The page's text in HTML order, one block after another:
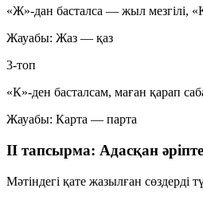
«Ж»-дан басталса — жыл мезгілі,
Жауабы: Жаз — қаз
3-топ
«К»-ден басталсам, маған қарап
Жауабы: Карта — парта
II тапсырма: Адасқан
Мәтіндегі қате жазылған сөздерді